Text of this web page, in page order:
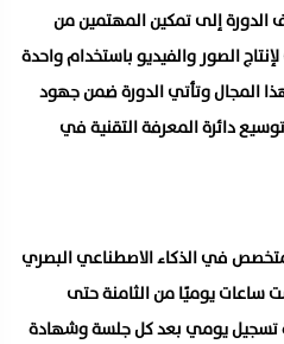
و8 يوليو 2025 وتهدف الدورة إلى تمكين المهتمين من
الصور والفيديو باستخدام واحدة
المجال وتأتي الدورة ضمن جهود
دائرة المعرفة التقنية في
في الذكاء الاصطناعي البصري
ساعات يوميًا من الثامنة حتى
تسجيل يومي بعد كل جلسة وشهادة